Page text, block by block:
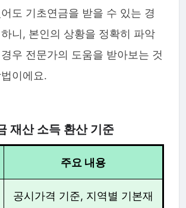
도 기초연금을 받을 수 있는 경
니, 본인의 상황을 정확히 파악
우 전문가의 도움을 받아보는 것
이에요.
재산 소득 환산 기준
주요 내용
공시가격 기준, 지역별 기본재